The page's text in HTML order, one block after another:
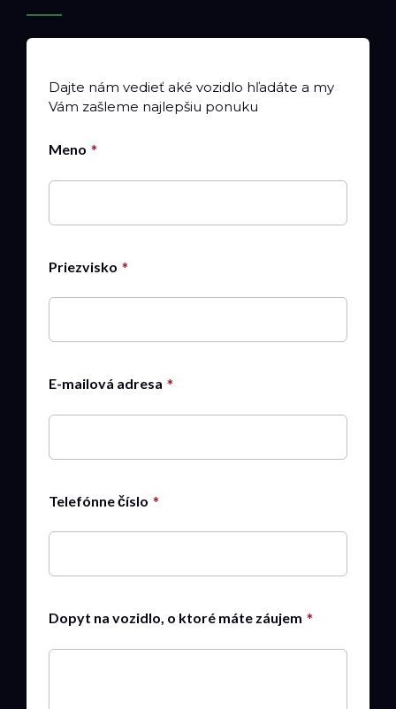
Dajte nám vedieť aké vozidlo hľadáte a my
Vám zašleme najlepšiu ponuku
Meno
Priezvisko
E-mailová adresa
Telefónne číslo
Dopyt na vozidlo, o ktoré máte záujem